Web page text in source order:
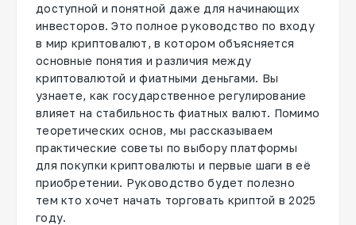
доступной и понятной даже для начинающих
инвесторов. Это полное руководство по входу
в мир криптовалют, в котором объясняется
основные понятия и различия между
криптовалютой и фиатными деньгами. Вы
узнаете, как государственное регулирование
влияет на стабильность фиатных валют. Помимо
теоретических основ, мы рассказываем
практические советы по выбору платформы
для покупки криптовалюты и первые шаги в её
приобретении. Руководство будет полезно
тем кто хочет начать торговать криптой в 2025
году.